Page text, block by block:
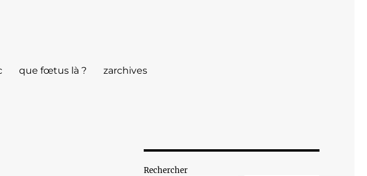
que fœtus là ? zarchives
Rechercher